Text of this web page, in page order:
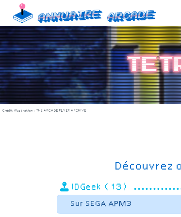
content
Annuaire Arcade
Crédit illustration : THE ARCADE FLYER ARCHIVE
Découvrez
IDGeek (13)
Sur SEGA APM3